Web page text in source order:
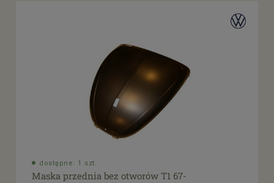
dostępne: 1 szt.
Maska przednia bez otworów T1 67-